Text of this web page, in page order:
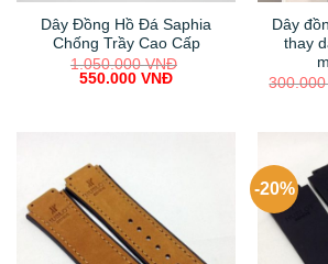
Dây Đồng Hồ Đá Saphia
Chống Trầy Cao Cấp
1.050.000VNĐ
Original
550.000 VNĐCurrent
Dây
thay
-20%